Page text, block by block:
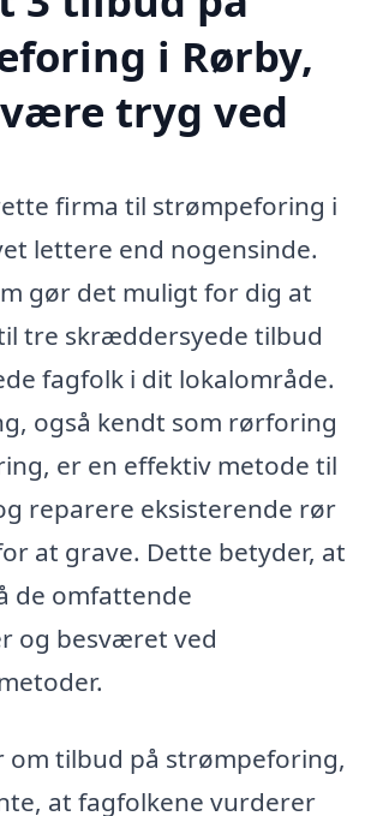
i Rørby,
tryg ved
firma til strømpeforing i
lettere end nogensinde.
gør det muligt for dig at
tre skræddersyede tilbud
fagfolk i dit lokalområde.
også kendt som rørforing
er en effektiv metode til
reparere eksisterende rør
at grave. Dette betyder, at
de omfattende
og besværet ved
om tilbud på strømpeforing,
at fagfolkene vurderer